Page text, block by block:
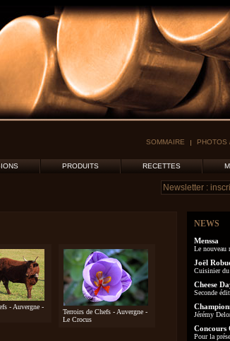
SOMMAIRE PHOTOS
PRODUITS RECETTES
- Auvergne -
Terroirs de Chefs - Auvergne -
Le Crocus
NEWS
Menssa
Le nouveau
Joël
Cuisinier du
Cheese
Seconde
Jérémy
Concours
Pour la